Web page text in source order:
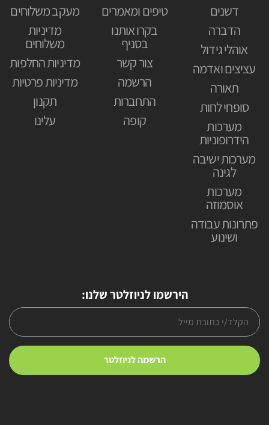
דשנים
הדברה
אוהלי גידול
עציצים ואדמה
תאורה
סופחי לחות
מערכות
הידרופוניות
מערכות ישיבה
לגינה
מערכות
אוסמוזה
פתרונות עבודה
ושינוע
טיפים ומאמרים
בקרו אותנו
בסניף
צור קשר
הרשמה
התחברות
קופה
מעקב משלוחים
מדיניות
משלוחים
מדיניות החלפות
מדיניות פרטיות
תקנון
עלינו
הירשמו לניוזלטר שלנו: